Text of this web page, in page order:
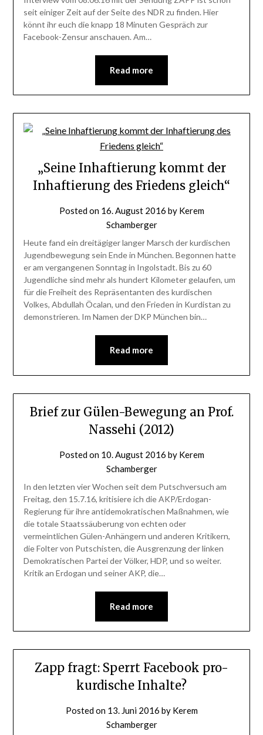
seit einiger Zeit auf der Seite des NDR zu finden. Hier
könnt ihr euch die knapp 18 Minuten Gespräch zur
Facebook-Zensur anschauen. Am…
Read more
„Seine Inhaftierung kommt der
Inhaftierung des Friedens gleich“
Posted on 16. August 2016 by Kerem
Schamberger
Heute fand ein dreitägiger langer Marsch der kurdischen
Jugendbewegung sein Ende in München. Begonnen hatte
er am vergangenen Sonntag in Ingolstadt. Bis zu 60
Jugendliche sind mehr als hundert Kilometer gelaufen, um
für die Freiheit des Repräsentanten des kurdischen
Volkes, Abdullah Öcalan, und den Frieden in Kurdistan zu
demonstrieren. Im Namen der DKP München bin…
Read more
Brief zur Gülen-Bewegung an Prof.
Nassehi (2012)
Posted on 10. August 2016 by Kerem
Schamberger
In den letzten vier Wochen seit dem Putschversuch am
Freitag, den 15.7.16, kritisiere ich die AKP/Erdogan-
Regierung für ihre antidemokratischen Maßnahmen, wie
die totale Staatssäuberung von echten oder
vermeintlichen Gülen-Anhängern und anderen Kritikern,
die Folter von Putschisten, die Ausgrenzung der linken
Demokratischen Partei der Völker, HDP, und so weiter.
Kritik an Erdogan und seiner AKP, die…
Read more
Zapp fragt: Sperrt Facebook pro-
kurdische Inhalte?
Posted on 13. Juni 2016 by Kerem
Schamberger